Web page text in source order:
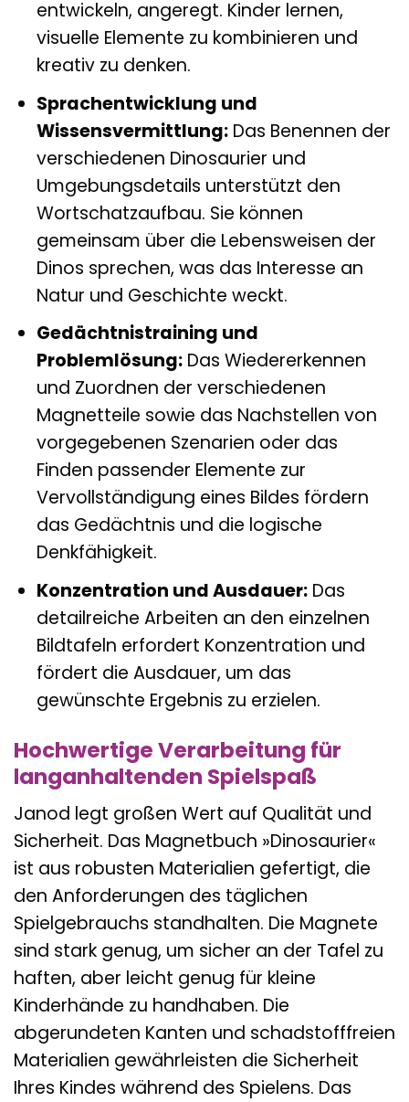
entwickeln, angeregt. Kinder lernen,
visuelle Elemente zu kombinieren und
kreativ zu denken.
Sprachentwicklung und
Wissensvermittlung:Das Benennen der
verschiedenen Dinosaurier und
Umgebungsdetails unterstützt den
Wortschatzaufbau. Sie können
gemeinsam über die Lebensweisen der
Dinos sprechen, was das Interesse an
Natur und Geschichte weckt.
Gedächtnistraining und
Problemlösung:Das Wiedererkennen
und Zuordnen der verschiedenen
Magnetteile sowie das Nachstellen von
vorgegebenen Szenarien oder das
Finden passender Elemente zur
Vervollständigung eines Bildes fördern
das Gedächtnis und die logische
Denkfähigkeit.
Konzentration und Ausdauer:Das
detailreiche Arbeiten an den einzelnen
Bildtafeln erfordert Konzentration und
fördert die Ausdauer, um das
gewünschte Ergebnis zu erzielen.
Hochwertige Verarbeitung für
langanhaltenden Spielspaß
Janod legt großen Wert auf Qualität und
Sicherheit. Das Magnetbuch »Dinosaurier«
ist aus robusten Materialien gefertigt, die
den Anforderungen des täglichen
Spielgebrauchs standhalten. Die Magnete
sind stark genug, um sicher an der Tafel zu
haften, aber leicht genug für kleine
Kinderhände zu handhaben. Die
abgerundeten Kanten und schadstofffreien
Materialien gewährleisten die Sicherheit
Ihres Kindes während des Spielens. Das